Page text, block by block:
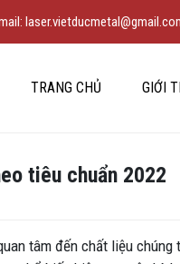
TRANG CHỦ GIỚI
tiêu chuẩn 2022
tâm đến chất liệu